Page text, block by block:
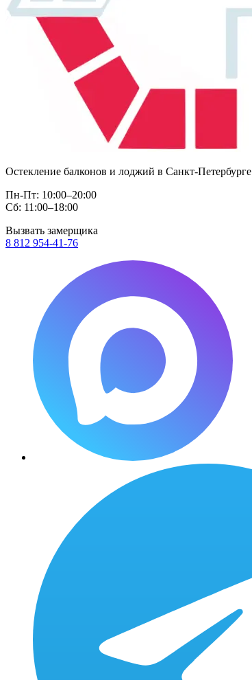
Остекление балконов и лоджий в Санкт-Петербурге
Пн-Пт: 10:00–20:00
Сб: 11:00–18:00
Вызвать замерщика
8 812 954-41-76